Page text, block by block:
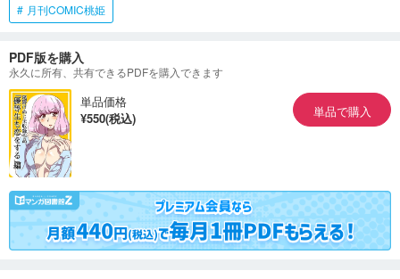
月刊COMIC桃姫
PDF版を購入
永久に所有、共有できるPDFを購入できます
単品価格
¥550(税込)
単品で購入